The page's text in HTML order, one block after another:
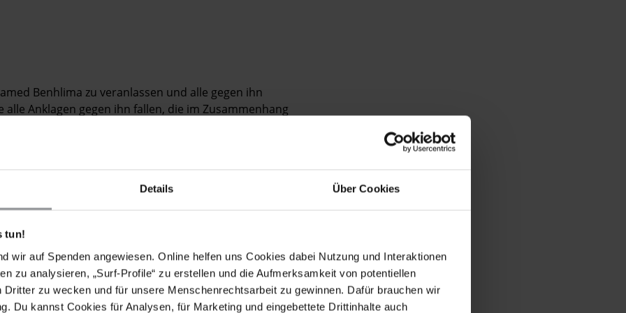
Details Über Cookies
tun!
wir auf Spenden angewiesen. Online helfen uns Cookies dabei Nutzung und Interaktionen
zu analysieren, „Surf-Profile“ zu erstellen und die Aufmerksamkeit von potentiellen
Dritter zu wecken und für unsere Menschenrechtsarbeit zu gewinnen. Dafür brauchen wir
Du kannst Cookies für Analysen, für Marketing und eingebettete Drittinhalte auch
Benhlima zu veranlassen und alle gegen ihn
Anklagen gegen ihn fallen, die im Zusammenhang
sowie auf Versammlungs- und
dafür zu sorgen, dass er unter Bedingungen
und eine umgehende, unparteiische,
Folter- und Misshandlungsvorwürfe zu
und zu seinen Rechtsbeiständen, und
gegen die Familie.